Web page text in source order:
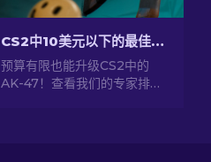
CS2中10美元以下的最佳实惠AK-47皮肤精选
预算有限也能升级CS2中的
AK-47！查看我们的专家排